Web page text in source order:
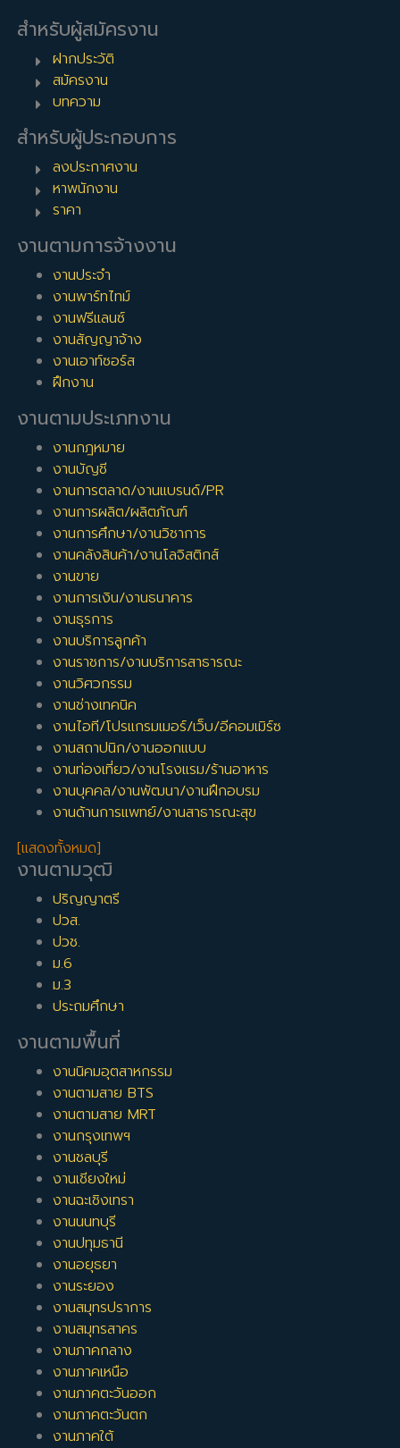
ประกอบกิจการตั้งโรงงานอุตสาหกรรมเป็นจำนวนมาก
สถานที่ใกล้เคียงกับ จังหวัดสมุทรปราการ
นอกจาก จังหวัดสมุทรปราการ แล้ว คุณสามารถกรองผลการค้นหา
ได้ด้วยสถานที่ใกล้เคียงต่อไปนี้:
ภาคกลาง
,กรุงเทพมหานครและปริมณฑล
กรุงเทพมหานคร,จังหวัดนนทบุรี
พระนครศรีอยุธยา, จังหวัดปทุมธานี
ขอนแก่น,จังหวัดนครปฐม
จังหวัดพิษณุโลก
จังหวัดสุพรรณบุรี
พระประแดง, นิคมอุตสาหกรรมบางปู
นิคมอุตสาหกรรมเอเชีย (สุวรรณภูมิ)
BestjobInTh Team
สำหรับผู้สมัครงาน
ฝากประวัติ
สมัครงาน
บทความ
สำหรับผู้ประกอบการ
ลงประกาศงาน
หาพนักงาน
ราคา
งานตามการจ้างงาน
งานประจำ
งานพาร์ทไทม์
งานฟรีแลนซ์
งานสัญญาจ้าง
งานเอาท์ซอร์ส
ฝึกงาน
งานตามประเภทงาน
งานกฎหมาย
งานบัญชี
งานการตลาด/งานแบรนด์/PR
งานการผลิต/ผลิตภัณฑ์
งานการศึกษา/งานวิชาการ
งานคลังสินค้า/งานโลจิสติกส์
งานขาย
งานการเงิน/งานธนาคาร
งานธุรการ
งานบริการลูกค้า
งานราชการ/งานบริการสาธารณะ
งานวิศวกรรม
งานช่างเทคนิค
งานไอที/โปรแกรมเมอร์/เว็บ/อีคอมเมิร์ซ
งานสถาปนิก/งานออกแบบ
งานท่องเที่ยว/งานโรงแรม/ร้านอาหาร
งานบุคคล/งานพัฒนา/งานฝึกอบรม
งานด้านการแพทย์/งานสาธารณะสุข
[แสดงทั้งหมด]
งานตามวุฒิ
ปริญญาตรี
ปวส.
ปวช.
ม.6
ม.3
ประถมศึกษา
งานตามพื้นที่
งานนิคมอุตสาหกรรม
งานตามสาย BTS
งานตามสาย MRT
งานกรุงเทพฯ
งานชลบุรี
งานเชียงใหม่
งานฉะเชิงเทรา
งานนนทบุรี
งานปทุมธานี
งานอยุธยา
งานระยอง
งานสมุทรปราการ
งานสมุทรสาคร
งานภาคกลาง
งานภาคเหนือ
งานภาคตะวันออก
งานภาคตะวันตก
งานภาคใต้